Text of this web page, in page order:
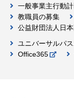
一般事業主行動
教職員の募集
公益財団法人日
ユニバーサルパ
Office365